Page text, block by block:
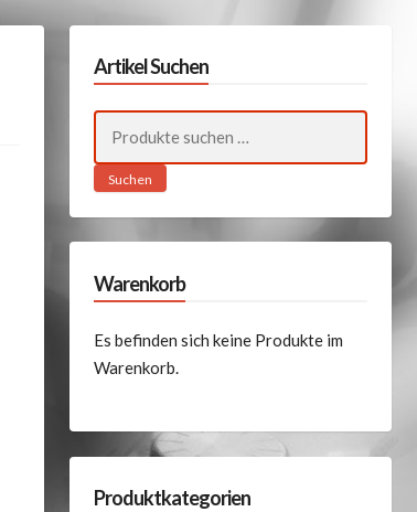
Artikel Suchen
nach:
Suchen
Warenkorb
Es befinden sich keine Produkte im
Warenkorb.
Produktkategorien